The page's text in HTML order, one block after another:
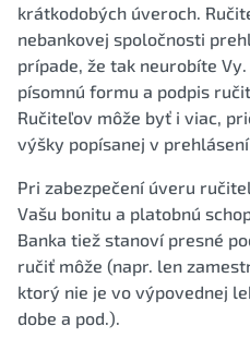
krátkodobých úveroch.
nebankovej spoločnosti
prípade, že tak neurobíte
písomnú formu a podpis
Ručiteľov môže byť i viac,
výšky popísanej v
Pri zabezpečení úveru
Vašu bonitu a platobnú
Banka tiež stanoví presné
ručiť môže (napr. len
ktorý nie je vo výpovednej
dobe a pod.).